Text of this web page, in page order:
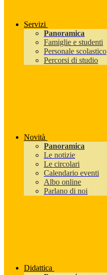
Servizi
Panoramica
Famiglie e studenti
Personale scolastico
Percorsi di studio
Novità
Panoramica
Le notizie
Le circolari
Calendario eventi
Albo online
Parlano di noi
Didattica